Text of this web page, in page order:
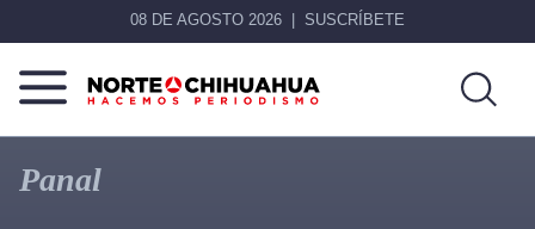
08 DE AGOSTO 2026 SUSCRÍBETE
Norte
De
Chihuahua
Más
que
noticias,
Panal